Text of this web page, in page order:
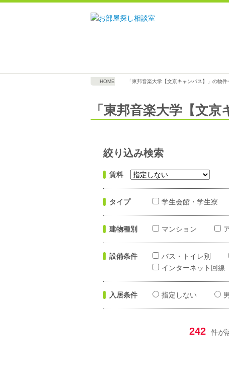
HOME 「東邦音楽大学【文京キャンパス】」の物件
「東邦音楽大学【文
絞り込み検索
賃料
タイプ 学生会館・学生寮
建物種別 マンション
設備条件 バス・トイレ別
インターネット回線
入居条件 指定しない
242 件が